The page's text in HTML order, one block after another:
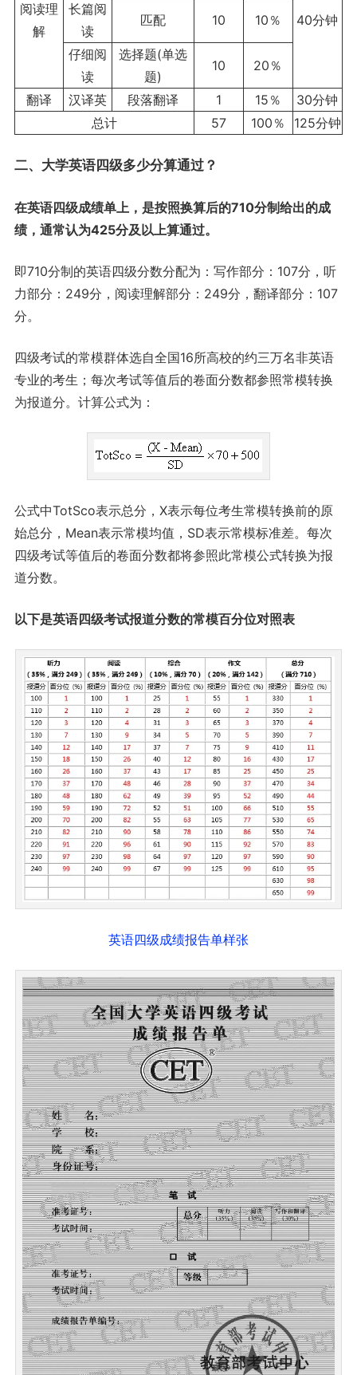
阅读理
解
40分钟
长篇阅
读
匹配 10 10％
仔细阅
读
选择题(单选
题)
10 20％
翻译 汉译英 段落翻译 1 15％
30分钟
总计
57 100％ 125分钟
二、大学英语四级多少分算通过？
在英语四级成绩单上，是按照换算后的710分制给出的成
绩，通常认为425分及以上算通过。
即710分制的英语四级分数分配为：写作部分：107分，听
力部分：249分，阅读理解部分：249分，翻译部分：107
分。
四级考试的常模群体选自全国16所高校的约三万名非英语
专业的考生；每次考试等值后的卷面分数都参照常模转换
为报道分。计算公式为：
公式中TotSco表示总分，X表示每位考生常模转换前的原
始总分，Mean表示常模均值，SD表示常模标准差。每次
四级考试等值后的卷面分数都将参照此常模公式转换为报
道分数。
以下是英语四级考试报道分数的常模百分位对照表
英语四级成绩报告单样张